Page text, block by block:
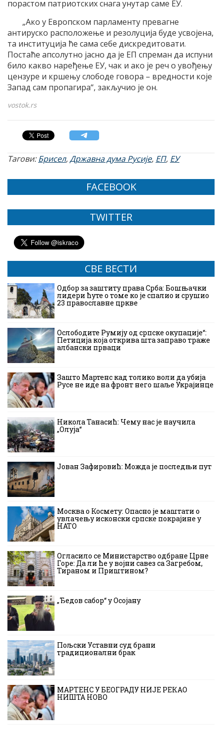
порастом патриотских снага унутар саме ЕУ.
„Ако у Европском парламенту превагне
антируско расположење и резолуција буде усвојена,
та институција ће сама себе дискредитовати.
Постаће апсолутно јасно да је ЕП спреман да испуни
било какво наређење ЕУ, чак и ако је реч о увођењу
цензуре и кршењу слободе говора – вредности које
Запад сам пропагира“, закључио је он.
vostok.rs
Тагови:Брисел,Државна дума Русије, ЕП, ЕУ
FACEBOOK
TWITTER
СВЕ ВЕСТИ
Одбор за заштиту права Срба: Бошњачки
лидери ћуте о томе ко је спалио и срушио
23 православне цркве
Ослободите Румију од српске окупације“:
Петиција која открива шта заправо траже
албански прваци
Зашто Мартенс кад толико воли да убија
Русе не иде на фронт него шаље Украјинце
Никола Танасић: Чему нас је научила
„Олуја“
Јован Зафировић: Можда је последњи пут
Москва о Космету: Опасно је маштати о
увлачењу исконски српске покрајине у
НАТО
Огласило се Министарство одбране Црне
Горе: Да ли ће у војни савез са Загребом,
Тираном и Приштином?
„Ђедов сабор“ у Осојану
Пољски Уставни суд брани
традиционални брак
МАРТЕНС У БЕОГРАДУ НИЈЕ РЕКАО
НИШТА НОВО